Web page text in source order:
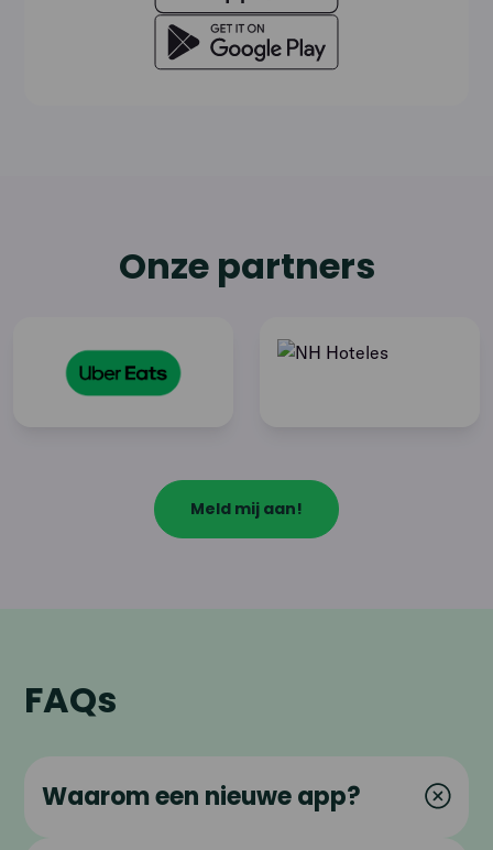
Onze partners
Meld mij aan!
FAQs
Waarom een nieuwe app?